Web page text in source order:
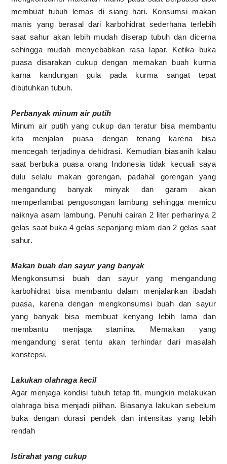
membuat tubuh lemas di siang hari. Konsumsi makan
manis yang berasal dari karbohidrat sederhana terlebih
saat sahur akan lebih mudah diserap tubuh dan dicerna
sehingga mudah menyebabkan rasa lapar. Ketika buka
puasa disarakan cukup dengan memakan buah kurma
karna kandungan gula pada kurma sangat tepat
dibutuhkan tubuh.
Perbanyak minum air putih
Minum air putih yang cukup dan teratur bisa membantu
kita menjalan puasa dengan tenang karena bisa
mencegah terjadinya dehidrasi. Kemudian biasanih kalau
saat berbuka puasa orang Indonesia tidak kecuali saya
dulu selalu makan gorengan, padahal gorengan yang
mengandung banyak minyak dan garam akan
memperlambat pengosongan lambung sehingga memicu
naiknya asam lambung. Penuhi cairan 2 liter perharinya 2
gelas saat buka 4 gelas sepanjang mlam dan 2 gelas saat
sahur.
Makan buah dan sayur yang banyak
Mengkonsumsi buah dan sayur yang mengandung
karbohidrat bisa membantu dalam menjalankan ibadah
puasa, karena dengan mengkonsumsi buah dan sayur
yang banyak bisa membuat kenyang lebih lama dan
membantu menjaga stamina. Memakan yang
mengandung serat tentu akan terhindar dari masalah
konstepsi.
Lakukan olahraga kecil
Agar menjaga kondisi tubuh tetap fit, mungkin melakukan
olahraga bisa menjadi pilihan. Biasanya lakukan sebelum
buka dengan durasi pendek dan intensitas yang lebih
rendah
Istirahat yang cukup